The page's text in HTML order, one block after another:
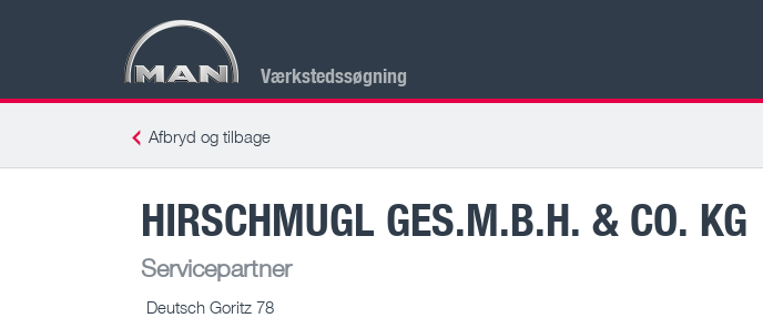
Værkstedssøgning
Afbryd og tilbage
HIRSCHMUGL GES.M.B.H. & CO. KG
Servicepartner
Deutsch Goritz 78